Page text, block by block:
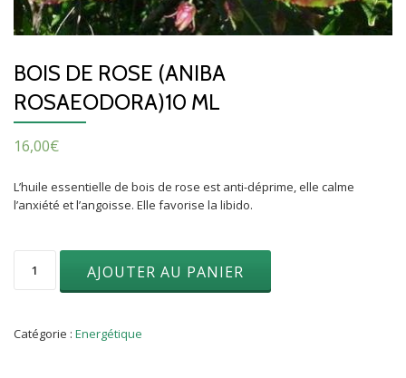
BOIS DE ROSE (ANIBA
ROSAEODORA)10 ML
16,00€
L’huile essentielle de bois de rose est anti-déprime, elle calme
l’anxiété et l’angoisse. Elle favorise la libido.
Bois
rose
AJOUTER AU PANIER
Catégorie : Energétique